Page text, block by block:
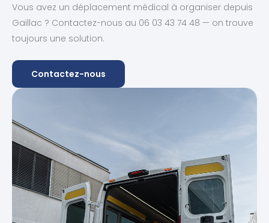
Vous avez un déplacement médical à organiser depuis
Gaillac ? Contactez-nous au 06 03 43 74 48 — on trouve
toujours une solution.
Contactez-nous